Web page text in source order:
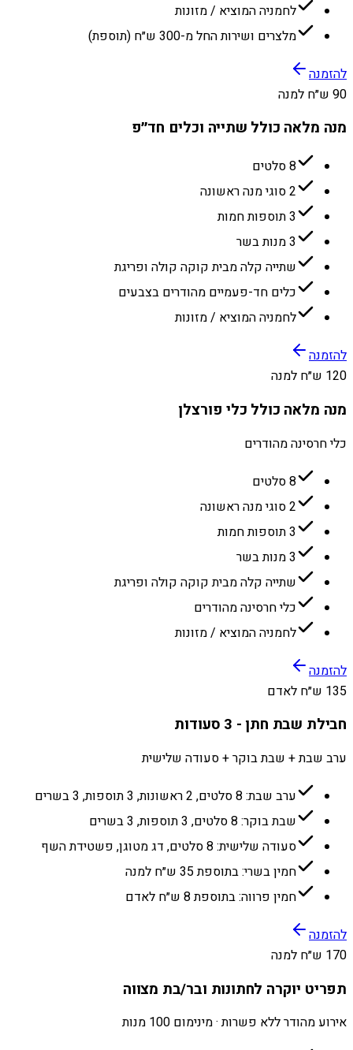
לחמניה המוציא / מזונות
מלצרים ושירות החל מ-300 ש״ח (תוספת)
להזמנה
90 ש״ח למנה
מנה מלאה כולל שתייה וכלים חד״פ
8 סלטים
2 סוגי מנה ראשונה
3 תוספות חמות
3 מנות בשר
שתייה קלה מבית קוקה קולה ופריגת
כלים חד-פעמיים מהודרים בצבעים
לחמניה המוציא / מזונות
להזמנה
120 ש״ח למנה
מנה מלאה כולל כלי פורצלן
כלי חרסינה מהודרים
8 סלטים
2 סוגי מנה ראשונה
3 תוספות חמות
3 מנות בשר
שתייה קלה מבית קוקה קולה ופריגת
כלי חרסינה מהודרים
לחמניה המוציא / מזונות
להזמנה
135 ש״ח לאדם
חבילת שבת חתן - 3 סעודות
ערב שבת + שבת בוקר + סעודה שלישית
ערב שבת: 8 סלטים, 2 ראשונות, 3 תוספות, 3 בשרים
שבת בוקר: 8 סלטים, 3 תוספות, 3 בשרים
סעודה שלישית: 8 סלטים, דג מטוגן, פשטידת השף
חמין בשרי: בתוספת 35 ש״ח למנה
חמין פרווה: בתוספת 8 ש״ח לאדם
להזמנה
170 ש״ח למנה
תפריט יוקרה לחתונות ובר/בת מצווה
אירוע מהודר ללא פשרות · מינימום 100 מנות